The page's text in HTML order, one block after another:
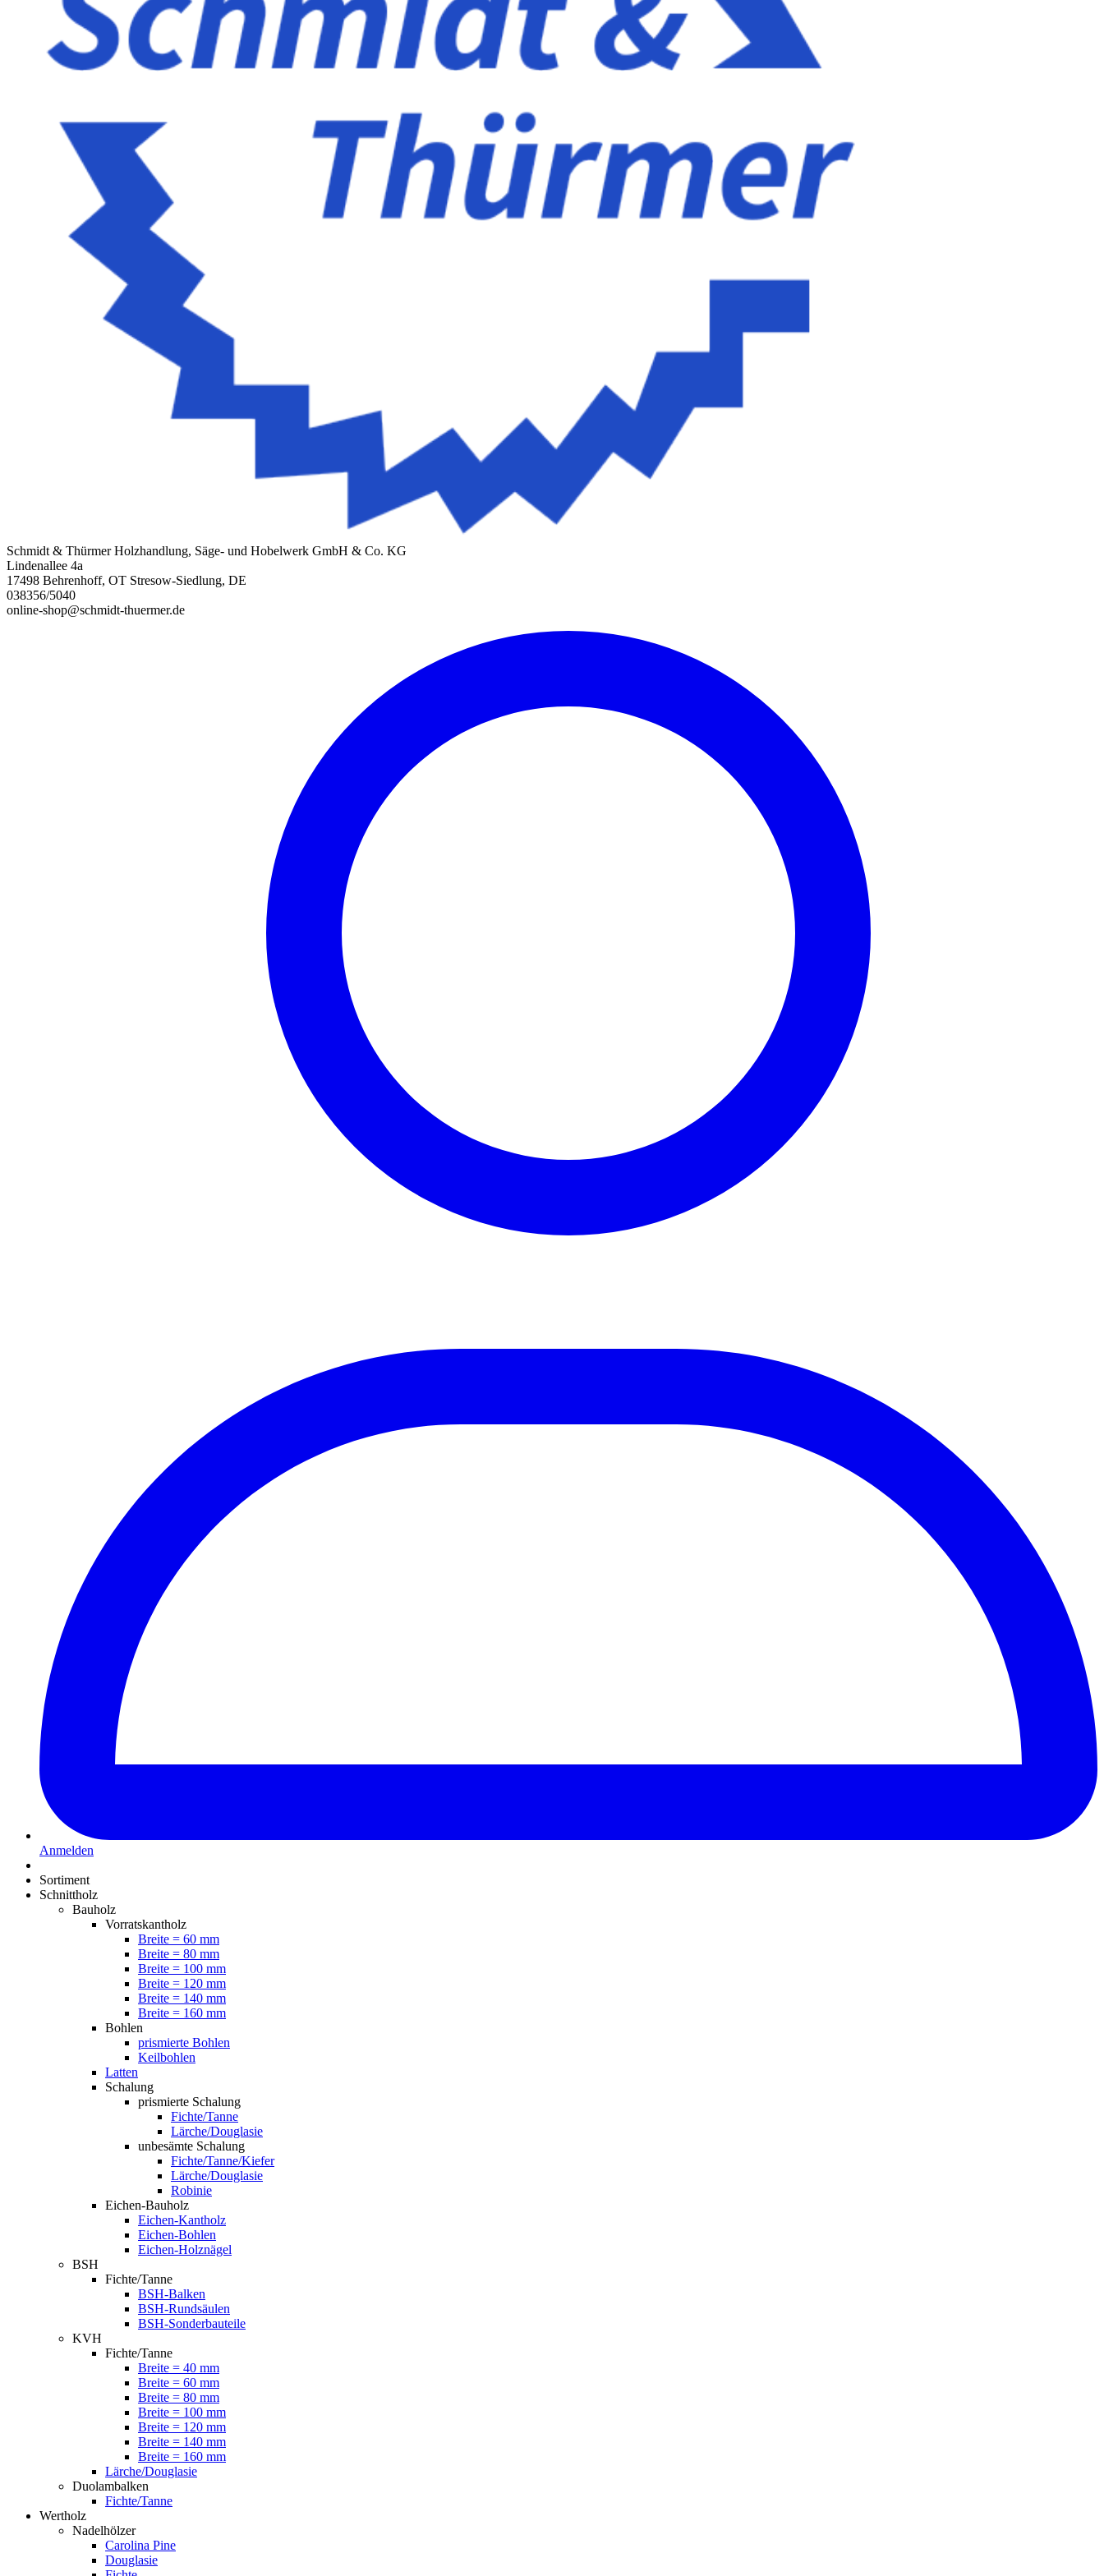
Schmidt & Thürmer Holzhandlung, Säge- und Hobelwerk GmbH & Co. KG
Lindenallee 4a
17498 Behrenhoff, OT Stresow-Siedlung, DE
038356/5040
online-shop@schmidt-thuermer.de
Anmelden
Sortiment
Schnittholz
Bauholz
Vorratskantholz
Breite = 60 mm
Breite = 80 mm
Breite = 100 mm
Breite = 120 mm
Breite = 140 mm
Breite = 160 mm
Bohlen
prismierte Bohlen
Keilbohlen
Latten
Schalung
prismierte Schalung
Fichte/Tanne
Lärche/Douglasie
unbesämte Schalung
Fichte/Tanne/Kiefer
Lärche/Douglasie
Robinie
Eichen-Bauholz
Eichen-Kantholz
Eichen-Bohlen
Eichen-Holznägel
BSH
Fichte/Tanne
BSH-Balken
BSH-Rundsäulen
BSH-Sonderbauteile
KVH
Fichte/Tanne
Breite = 40 mm
Breite = 60 mm
Breite = 80 mm
Breite = 100 mm
Breite = 120 mm
Breite = 140 mm
Breite = 160 mm
Lärche/Douglasie
Duolambalken
Fichte/Tanne
Wertholz
Nadelhölzer
Carolina Pine
Douglasie